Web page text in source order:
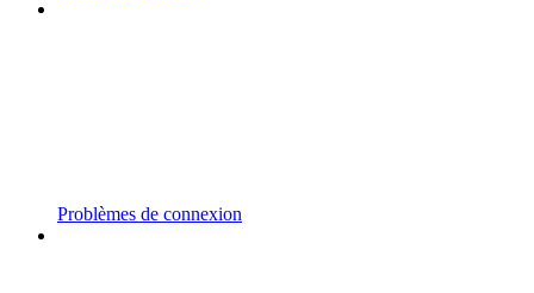
Problèmes de connexion